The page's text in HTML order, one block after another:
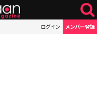
ログイン メンバー登録